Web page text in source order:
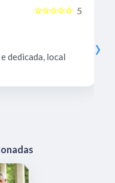
5
☆☆☆☆☆
dedicada, local
›